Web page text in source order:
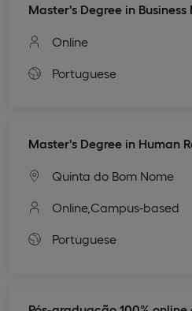
Master's Degree in
Online
Portuguese
Master's Degree in Human
Quinta do Bom Nome
Online, Campus-based
Portuguese